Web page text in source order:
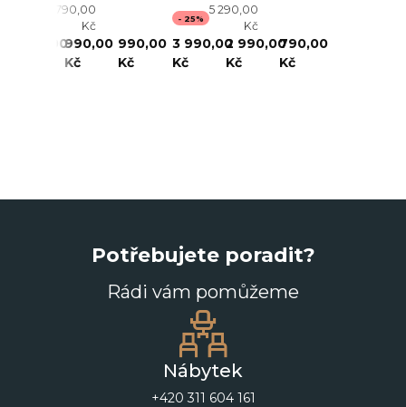
1 790,00
Kč
1 390,00990,00
Kč
990,00
Kč
- 25%
5 290,00
Kč
3 990,00
Kč
2 990,00
Kč
790,00
Kč
Potřebujete poradit?
Rádi vám pomůžeme
Nábytek
+420 311 604 161